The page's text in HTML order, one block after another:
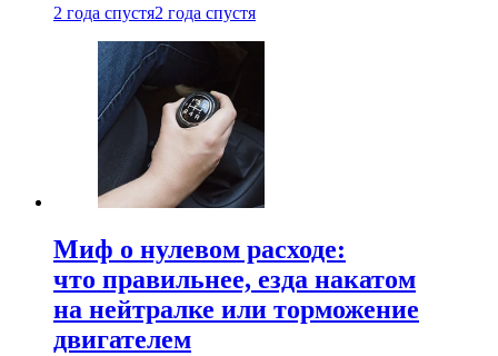
2 года спустя2 года спустя
Миф о нулевом расходе:
что правильнее, езда накатом
на нейтралке или торможение
двигателем